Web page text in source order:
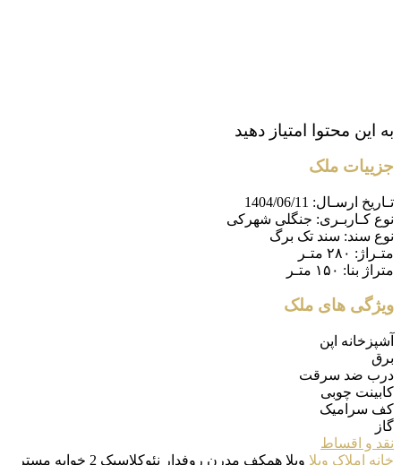
به این محتوا امتیاز دهید
جزییات ملک
تـاریخ ارسـال: 1404/06/11
نوع کـاربـری: جنگلی شهرکی
نوع سند: سند تک برگ
متـراژ: ۲۸۰ متـر
متراژ بنا: ۱۵۰ متـر
ویژگی های ملک
آشپزخانه اپن
برق
درب ضد سرقت
کابینت چوبی
کف سرامیک
گاز
نقد و اقساط
خانه املاک ویلا ویلا همکف مدرن روفدار نئوکلاسیک 2 خوابه مستر